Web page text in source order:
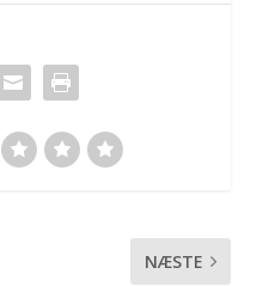
NÆSTE